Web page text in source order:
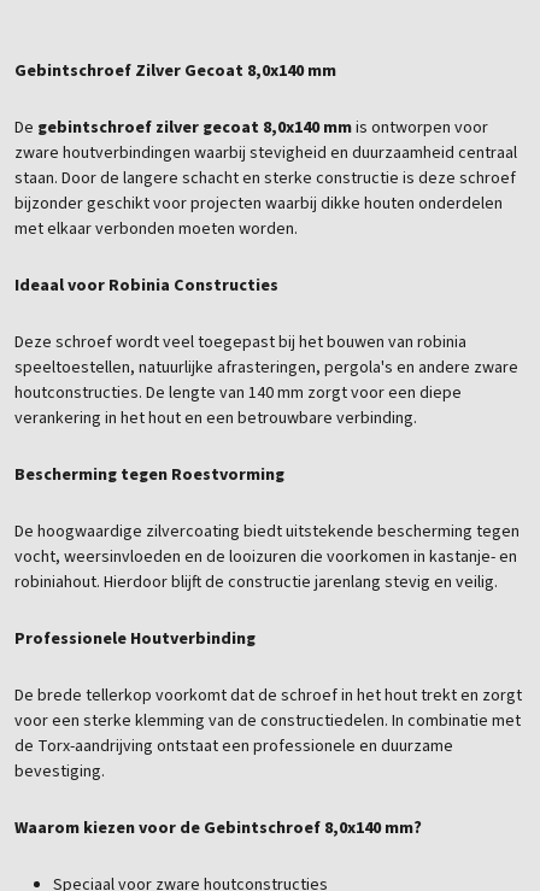
Gebintschroef Zilver Gecoat 8,0x140 mm
De gebintschroef zilver gecoat 8,0x140 mmis ontworpen voor
zware houtverbindingen waarbij stevigheid en duurzaamheid centraal
staan. Door de langere schacht en sterke constructie is deze schroef
bijzonder geschikt voor projecten waarbij dikke houten onderdelen
met elkaar verbonden moeten worden.
Ideaal voor Robinia Constructies
Deze schroef wordt veel toegepast bij het bouwen van robinia
speeltoestellen, natuurlijke afrasteringen, pergola's en andere zware
houtconstructies. De lengte van 140 mm zorgt voor een diepe
verankering in het hout en een betrouwbare verbinding.
Bescherming tegen Roestvorming
De hoogwaardige zilvercoating biedt uitstekende bescherming tegen
vocht, weersinvloeden en de looizuren die voorkomen in kastanje- en
robiniahout. Hierdoor blijft de constructie jarenlang stevig en veilig.
Professionele Houtverbinding
De brede tellerkop voorkomt dat de schroef in het hout trekt en zorgt
voor een sterke klemming van de constructiedelen. In combinatie met
de Torx-aandrijving ontstaat een professionele en duurzame
bevestiging.
Waarom kiezen voor de Gebintschroef 8,0x140 mm?
Speciaal voor zware houtconstructies